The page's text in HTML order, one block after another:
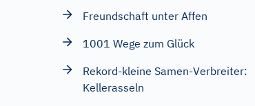
Freundschaft unter Affen
1001 Wege zum Glück
Rekord-kleine Samen-Verbreiter:
Kellerasseln